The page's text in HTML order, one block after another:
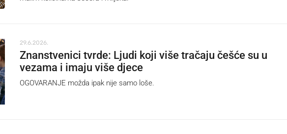
29.6.2026.
Znanstvenici tvrde: Ljudi koji više tračaju češće su u
vezama i imaju više djece
OGOVARANJE možda ipak nije samo loše.